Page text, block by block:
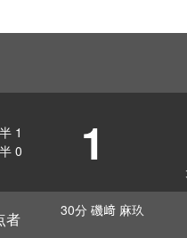
1
0 1
者 30分 磯﨑 麻玖